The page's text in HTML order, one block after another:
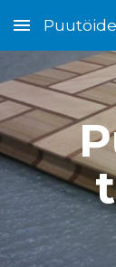
Skip to main